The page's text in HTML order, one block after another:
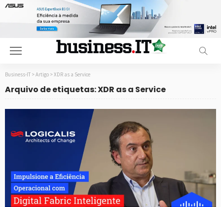
Business-IT > Artigo > XDR as a Service
Arquivo de etiquetas: XDR as a Service